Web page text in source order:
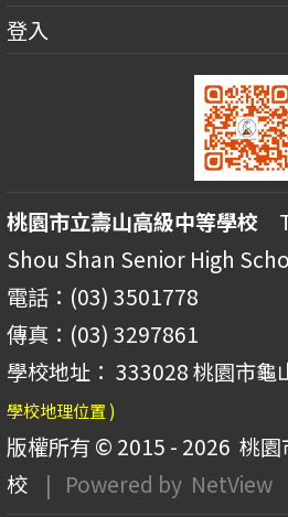
登入
桃園市立壽山高級中等學校
Shou Shan Senior High
電話：(03) 3501778
傳真：(03) 3297861
學校地址： 333028 桃園市龜
學校地理位置 )
版權所有 © 2015 - 2026 桃園
校
| Powered by NetView